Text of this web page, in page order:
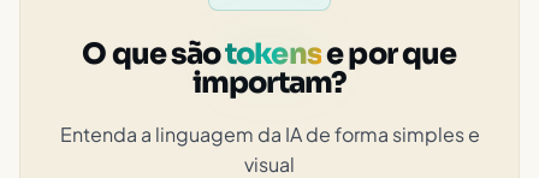
O que sãotokense por que
importam?
Entenda a linguagem da IA de forma simples e
visual